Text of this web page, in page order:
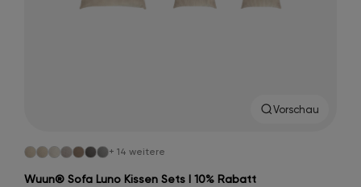
Vorschau
+ 14 weitere
Wuun® Sofa Luno Kissen Sets I 10% Rabatt